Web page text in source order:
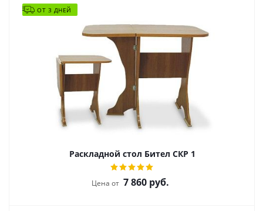
ОТ 3 ДНЕЙ
Раскладной стол Бител СКР 1
Цена от 7 860руб.